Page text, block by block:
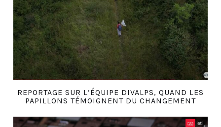
REPORTAGE SUR L’ÉQUIPE DIVALPS, QUAND LES
PAPILLONS TÉMOIGNENT DU CHANGEMENT